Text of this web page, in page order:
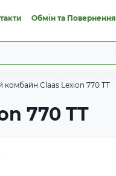
Обмін та Повернення
Claas Lexion 770 TT
770 TT